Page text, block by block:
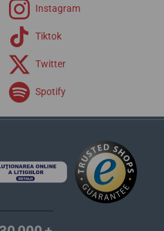
Instagram
Tiktok
Twitter
Spotify